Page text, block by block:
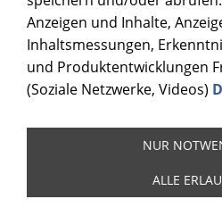
Anzeigen und Inhalte,
Inhaltsmessungen,
und Produktentwicklungen
(Soziale Netzwerke, Videos)
NUR
ALLE